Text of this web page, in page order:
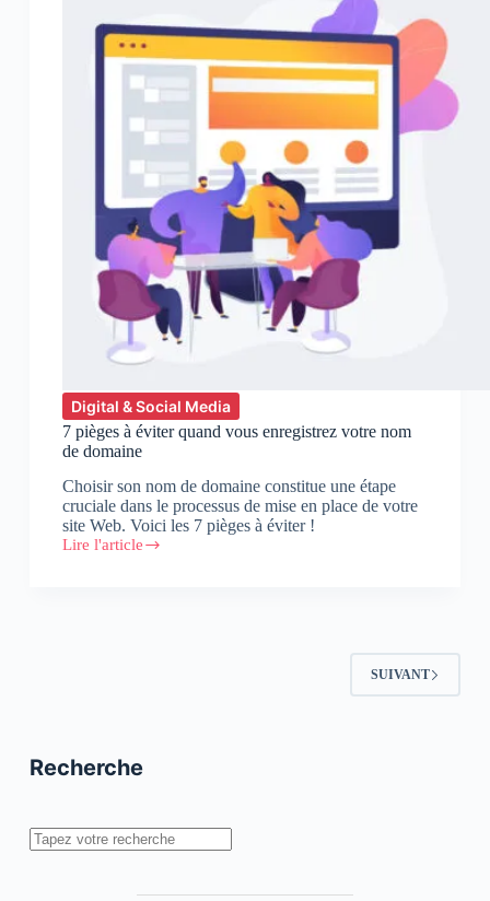
Digital & Social Media
7 pièges à éviter quand vous enregistrez votre nom
de domaine
Choisir son nom de domaine constitue une étape
cruciale dans le processus de mise en place de votre
site Web. Voici les 7 pièges à éviter !
Lire l'article
7
SUIVANT
Recherche
Rechercher